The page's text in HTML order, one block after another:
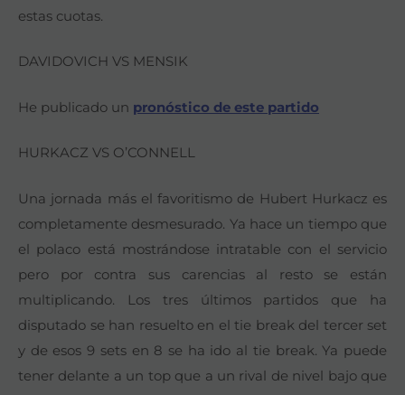
estas cuotas.
DAVIDOVICH VS MENSIK
He publicado un pronóstico de este partido
HURKACZ VS O’CONNELL
Una jornada más el favoritismo de Hubert Hurkacz es
completamente desmesurado. Ya hace un tiempo que
el polaco está mostrándose intratable con el servicio
pero por contra sus carencias al resto se están
multiplicando. Los tres últimos partidos que ha
disputado se han resuelto en el tie break del tercer set
y de esos 9 sets en 8 se ha ido al tie break. Ya puede
tener delante a un top que a un rival de nivel bajo que